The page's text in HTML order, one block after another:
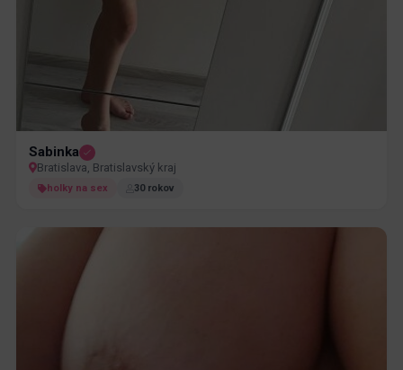
Sabinka
Bratislava, Bratislavský kraj
holky na sex 30 rokov